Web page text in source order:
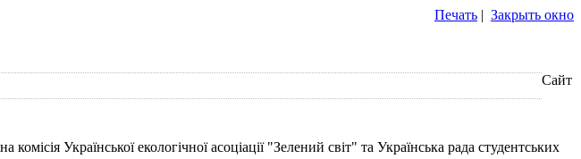
Печать | Закрыть окно
Сайт
Української екологічної асоціації "Зелений світ" та Українська рада студентських